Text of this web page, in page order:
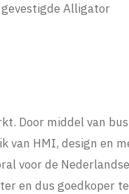
Alligator
Door middel van
van HMI, design en
voor de
en dus goedkoper